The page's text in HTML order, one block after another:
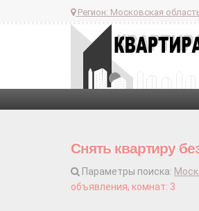
Регион: Московская
Снять квартиру
Параметры поиска:
объявления, комнат: 3